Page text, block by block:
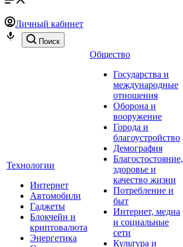
Личный кабинет
Поиск
Технологии
Интернет
Автомобили
Гаджеты
Блокчейн и
криптовалюта
Энергетика
Общество
Государства и
международные
отношения
Оборона и
вооружение
Города и
благоустройство
Демография
Благостостояние,
здоровье и
качество жизни
Потребление и
быт
Интернет, медиа
и социальные
сети
Культура и